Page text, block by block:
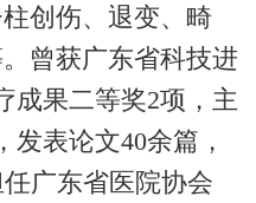
创伤、退变、畸
曾获广东省科技进
成果二等奖2项，主
表论文40余篇，
广东省医院协会